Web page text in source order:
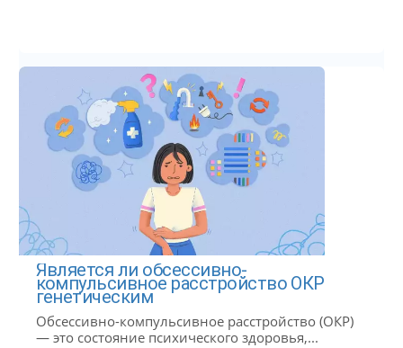
Является ли обсессивно-
компульсивное расстройство ОКР
генетическим
Обсессивно-компульсивное расстройство (ОКР)
— это состояние психического здоровья,...